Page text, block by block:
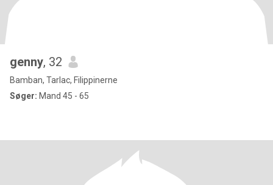
genny, 32
Bamban, Tarlac, Filippinerne
Søger: Mand 45 - 65